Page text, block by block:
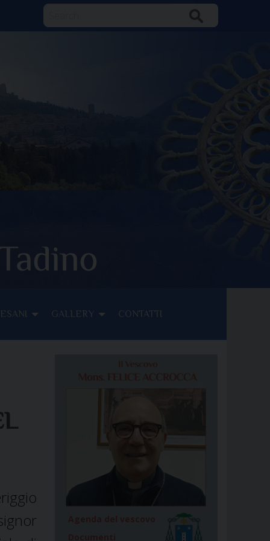
GALLERY CONTATTI